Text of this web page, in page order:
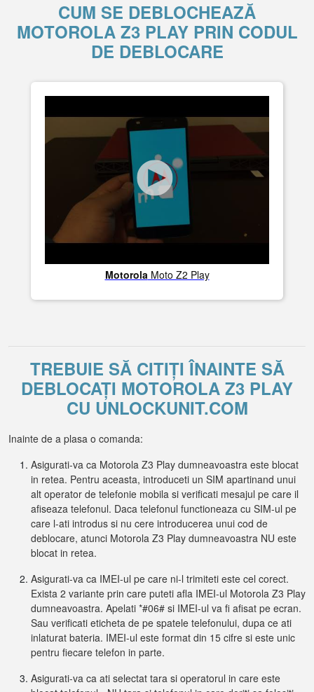
CUM SE DEBLOCHEAZĂ
MOTOROLA Z3 PLAY PRIN CODUL
DE DEBLOCARE
MotorolaMoto Z2 Play
TREBUIE SĂ CITIȚI ÎNAINTE SĂ
DEBLOCAȚI MOTOROLA Z3 PLAY
CU UNLOCKUNIT.COM
Inainte de a plasa o comanda:
Asigurati-va ca Motorola Z3 Play dumneavoastra este blocat
in retea. Pentru aceasta, introduceti un SIM apartinand unui
alt operator de telefonie mobila si verificati mesajul pe care il
afiseaza telefonul. Daca telefonul functioneaza cu SIM-ul pe
care l-ati introdus si nu cere introducerea unui cod de
deblocare, atunci Motorola Z3 Play dumneavoastra NU este
blocat in retea.
Asigurati-va ca IMEI-ul pe care ni-l trimiteti este cel corect.
Exista 2 variante prin care puteti afla IMEI-ul Motorola Z3 Play
dumneavoastra. Apelati *#06# si IMEI-ul va fi afisat pe ecran.
Sau verificati eticheta de pe spatele telefonului, dupa ce ati
inlaturat bateria. IMEI-ul este format din 15 cifre si este unic
pentru fiecare telefon in parte.
Asigurati-va ca ati selectat tara si operatorul in care este